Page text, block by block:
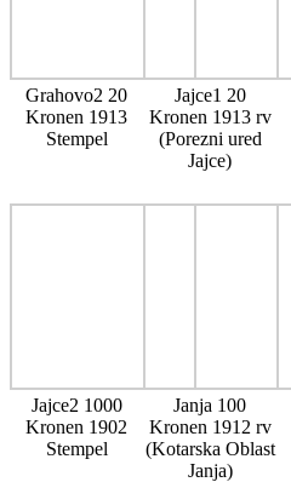
Grahovo2 20
Kronen 1913
Stempel
Jajce1 20
Kronen 1913 rv
(Porezni ured
Jajce)
Jajce2 1000
Kronen 1902
Stempel
Janja 100
Kronen 1912 rv
(Kotarska Oblast
Janja)